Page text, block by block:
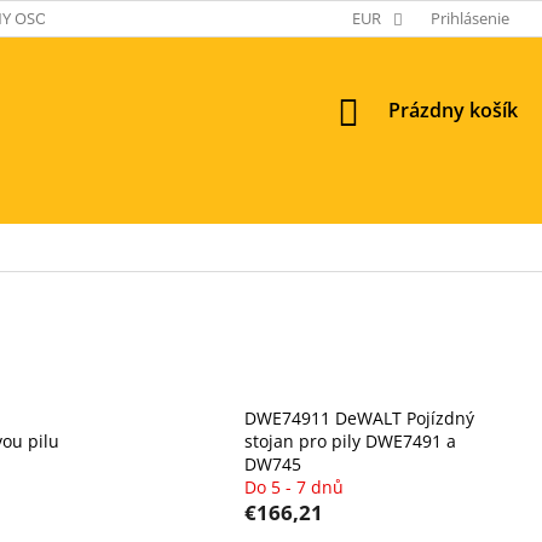
ÚDAJOV EUR Prihlásenie
NÁKUPNÝ
Prázdny košík
pilu
DWE74911 DeWALT Pojízdný
stojan pro pily DWE7491 a
DW745
Do 5 - 7 dnů
€166,21